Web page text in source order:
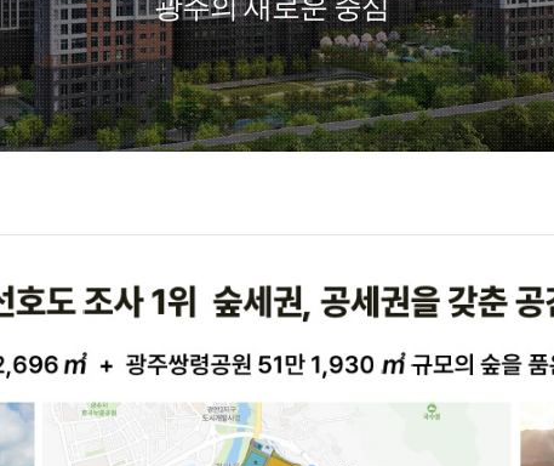
광주의 새로운 중심